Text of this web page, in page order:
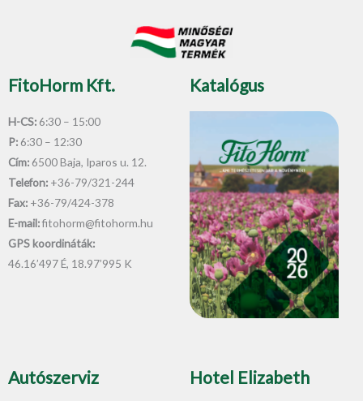
-
f
FitoHorm Kft.
H-CS: 6:30 – 15:00
P: 6:30 – 12:30
Cím: 6500 Baja, Iparos u. 12.
Telefon: +36-79/321-244
Fax: +36-79/424-378
E-mail:fitohorm@fitohorm.hu
GPS koordináták:
46.16’497 É, 18.97’995 K
Katalógus
Autószerviz Hotel Elizabeth